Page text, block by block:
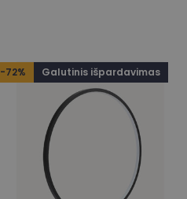
-72% Galutinis išpardavimas